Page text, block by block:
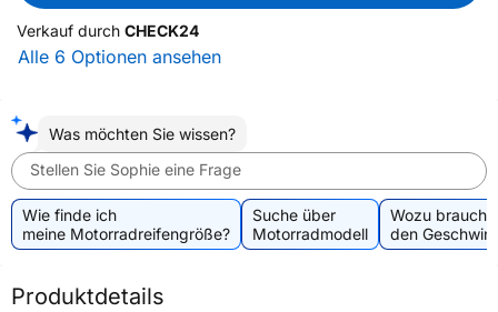
Verkauf durch CHECK24
Alle 6 Optionen ansehen
Was möchten Sie wissen?
Stellen Sie Sophie eine Frage
Wie finde ich
meine Motorradreifengröße?
Suche über
Motorradmodell
Wozu
den
Produktdetails